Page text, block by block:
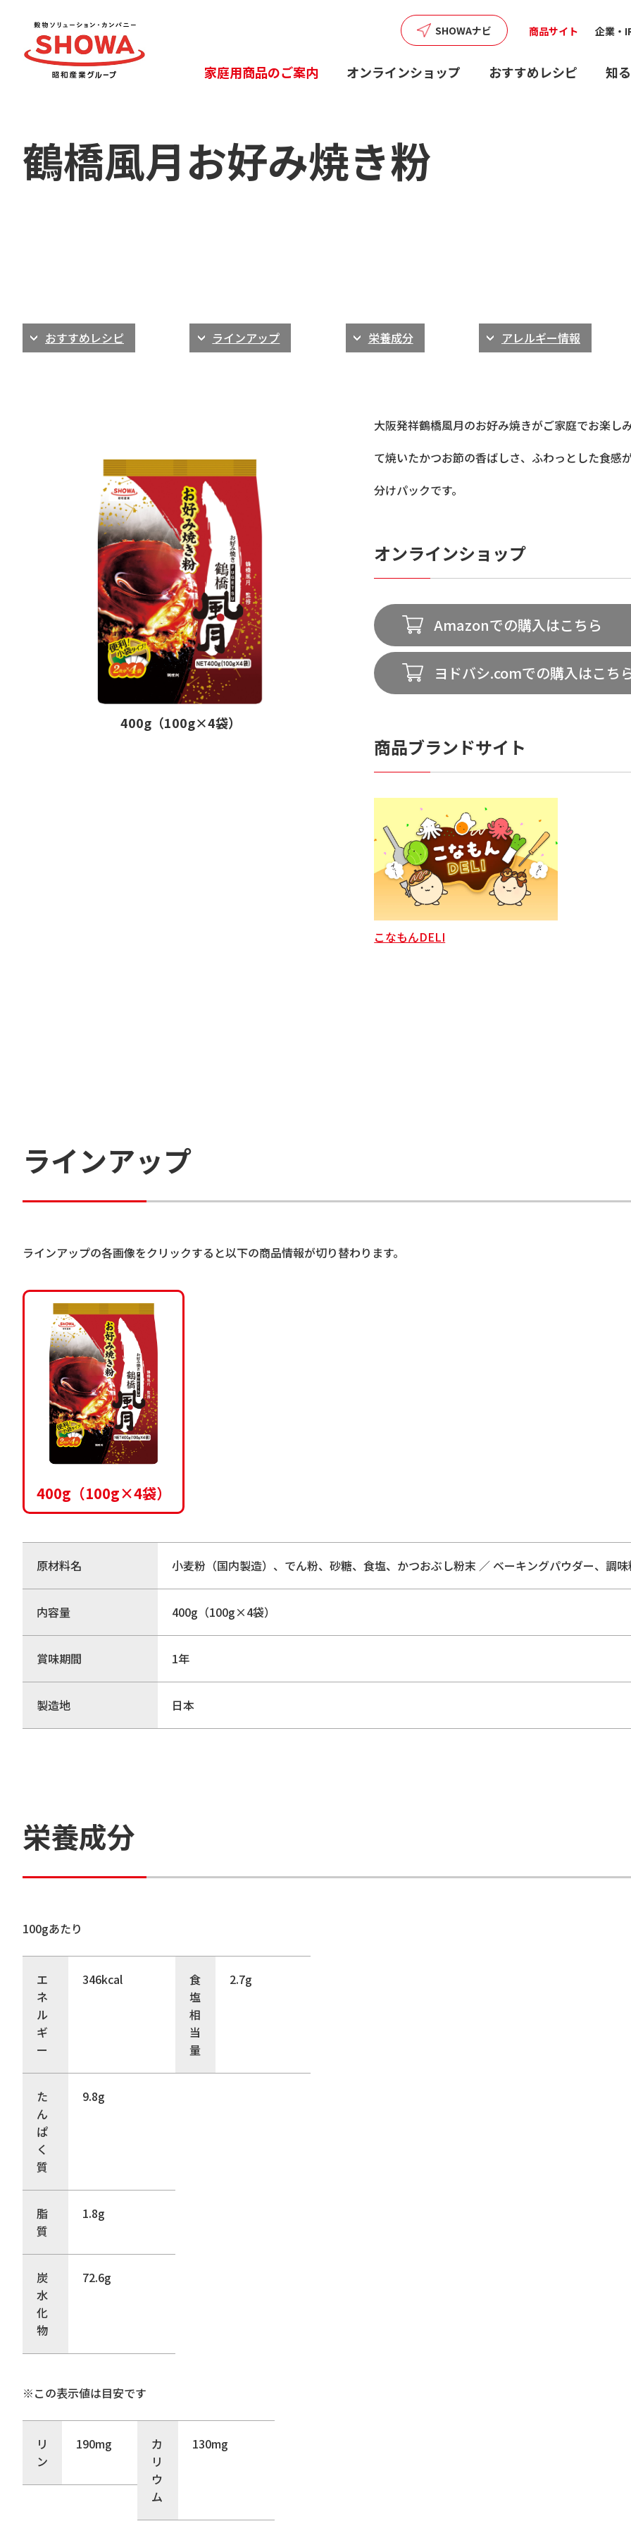
SHOWAナビ 商品サイト 企業・
家庭用商品のご案内 オンラインショップ おすすめレシピ 知
鶴橋風月お好み焼き粉
おすすめレシピ ラインアップ 栄養成分 アレルギー情報
400g（100g×4袋）
大阪発祥鶴橋風月のお好み焼きがご家庭でお楽し
て焼いたかつお節の香ばしさ、ふわっとした食感
分けパックです。
オンラインショップ
Amazonでの購入はこちら
ヨドバシ.comでの購入はこち
商品ブランドサイト
こなもんDELI
ラインアップ
ラインアップの各画像をクリックすると以下の商品情報が切り替わります。
400g（100g×4袋）
原材料名 小麦粉（国内製造）、でん粉、砂糖、食塩、かつおぶし粉末 ／ ベーキングパウダー、調
内容量 400g（100g×4袋）
賞味期間 1年
製造地 日本
栄養成分
100gあたり
エ
ネ
ル
ギ
ー
346kcal
た
ん
ぱ
く
質
9.8g
脂
質
1.8g
炭
水
化
物
72.6g
食
塩
相
当
量
2.7g
※この表示値は目安です
リ
ン
190mg
カ
リ
ウ
ム
130mg